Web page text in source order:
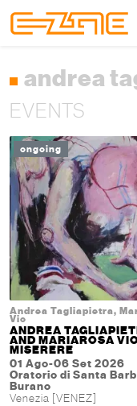
andrea
EVENTS
Andrea Tagliapietra,
Vio
ANDREA
AND MARIAROSA
MISERERE
01 Ago-06 Set 2026
Oratorio di Santa
Burano
Venezia [VENEZ]
ongoing